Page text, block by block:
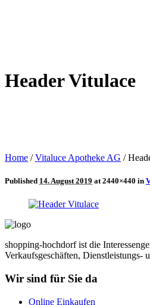
Header Vitulace
Home /Vitaluce Apotheke AG /
Published 14. August 2019 at 2440×440 in
shopping-hochdorf ist die
Verkaufsgeschäften, Dienstleistungs-
Wir sind für Sie da
Online Einkaufen